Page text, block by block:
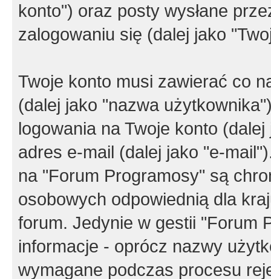
konto") oraz posty wysłane
zalogowaniu się (dalej jako
Twoje konto musi zawierać co
(dalej jako "nazwa
logowania na Twoje konto
adres e-mail (dalej jako "e-
na "Forum Programosy" są
osobowych odpowiednią dla
forum. Jedynie w gestii "Forum
informacje - oprócz nazwy
wymagane podczas procesu